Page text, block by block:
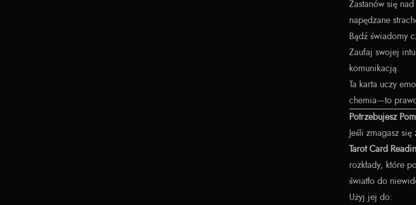
Zastanów się
napędzane
Bądź świadomy
Zaufaj swojej
komunikacją.
Ta karta uczy
chemia—to
Potrzebujesz
Jeśli zmagasz
Tarot Card
rozkłady, które
światło do
Użyj jej do: